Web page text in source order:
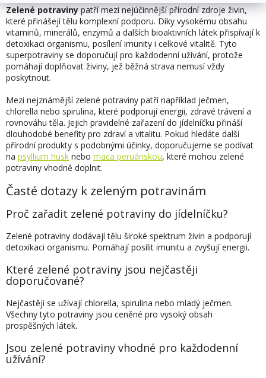
l
á
d
a
c
í
v
k
y
v
ý
p
u
Zelené potravinypatří mezi nejúčinnější přírodní zdroje živin,
které přinášejí tělu komplexní podporu. Díky vysokému obsahu
vitaminů, minerálů, enzymů a dalších bioaktivních látek přispívají k
detoxikaci organismu, posílení imunity i celkové vitalitě. Tyto
superpotraviny se doporučují pro každodenní užívání, protože
pomáhají doplňovat živiny, jež běžná strava nemusí vždy
poskytnout.
Mezi nejznámější zelené potraviny patří například ječmen,
chlorella nebo spirulina, které podporují energii, zdravé trávení a
rovnováhu těla. Jejich pravidelné zařazení do jídelníčku přináší
dlouhodobé benefity pro zdraví a vitalitu. Pokud hledáte další
přírodní produkty s podobnými účinky, doporučujeme se podívat
na psyllium husk nebo maca peruánskou, které mohou zelené
potraviny vhodně doplnit.
Časté dotazy k zeleným potravinám
Proč zařadit zelené potraviny do jídelníčku?
Zelené potraviny dodávají tělu široké spektrum živin a podporují
detoxikaci organismu. Pomáhají posílit imunitu a zvyšují energii.
Které zelené potraviny jsou nejčastěji
doporučované?
Nejčastěji se užívají chlorella, spirulina nebo mladý ječmen.
Všechny tyto potraviny jsou ceněné pro vysoký obsah
prospěšných látek.
Jsou zelené potraviny vhodné pro každodenní
užívání?